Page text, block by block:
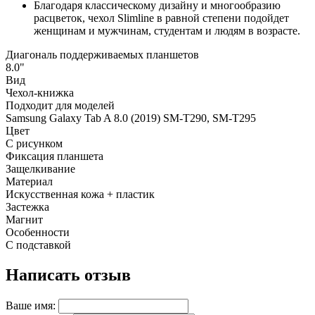
Благодаря классическому дизайну и многообразию
расцветок, чехол Slimline в равной степени подойдет
женщинам и мужчинам, студентам и людям в возрасте.
Диагональ поддерживаемых планшетов
8.0"
Вид
Чехол-книжка
Подходит для моделей
Samsung Galaxy Tab A 8.0 (2019) SM-T290, SM-T295
Цвет
С рисунком
Фиксация планшета
Защелкивание
Материал
Искусственная кожа + пластик
Застежка
Магнит
Особенности
С подставкой
Написать отзыв
Ваше имя: